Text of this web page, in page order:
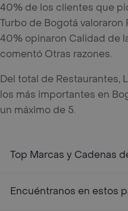
40% de los clientes que
Turbo de Bogotá
40% opinaron Calidad de
comentó Otras razones.
Del total de Restaurantes,
los más importantes en
un máximo de 5.
Top Marcas y Cadenas
Encuéntranos en estos